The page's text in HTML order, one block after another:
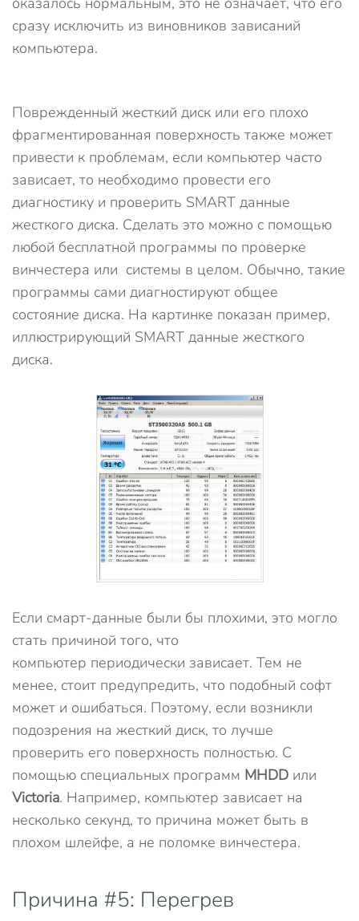
сразу исключить из виновников зависаний
компьютера.
Поврежденный жесткий диск или его плохо
фрагментированная поверхность также может
привести к проблемам, если компьютер часто
зависает, то необходимо провести его
диагностику и проверить SMART данные
жесткого диска. Сделать это можно с помощью
любой бесплатной программы по проверке
винчестера или системы в целом. Обычно, такие
программы сами диагностируют общее
состояние диска. На картинке показан пример,
иллюстрирующий SMART данные жесткого
диска.
Если смарт-данные были бы плохими, это могло
стать причиной того, что
компьютер периодически зависает. Тем не
менее, стоит предупредить, что подобный софт
может и ошибаться. Поэтому, если возникли
подозрения на жесткий диск, то лучше
проверить его поверхность полностью. С
помощью специальных программ MHDD или
Victoria. Например, компьютер зависает на
несколько секунд, то причина может быть в
плохом шлейфе, а не поломке винчестера.
Причина #5: Перегрев